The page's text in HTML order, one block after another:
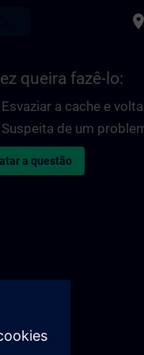
place
queira fazê-lo:
Esvaziar a cache e
Suspeita de um
a questão